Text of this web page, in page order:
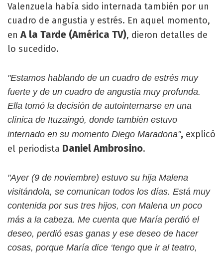
Valenzuela había sido internada también por un
cuadro de angustia y estrés. En aquel momento,
enA la Tarde (América TV), dieron detalles de
lo sucedido.
"Estamos hablando de un cuadro de estrés muy
fuerte y de un cuadro de angustia muy profunda.
Ella tomó la decisión de autointernarse en una
clínica de Ituzaingó, donde también estuvo
internado en su momento Diego Maradona", explicó
el periodista Daniel Ambrosino.
"Ayer (9 de noviembre) estuvo su hija Malena
visitándola, se comunican todos los días. Está muy
contenida por sus tres hijos, con Malena un poco
más a la cabeza. Me cuenta que María perdió el
deseo, perdió esas ganas y ese deseo de hacer
cosas, porque María dice ‘tengo que ir al teatro,